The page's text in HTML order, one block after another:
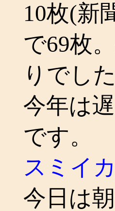
10枚(新
で69枚
りでし
今年は
です。
スミイ
今日は